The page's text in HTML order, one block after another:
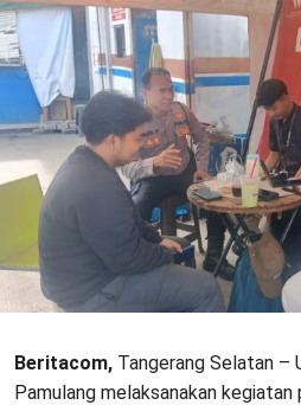
Beritacom, Tangerang Selatan –
Pamulang melaksanakan